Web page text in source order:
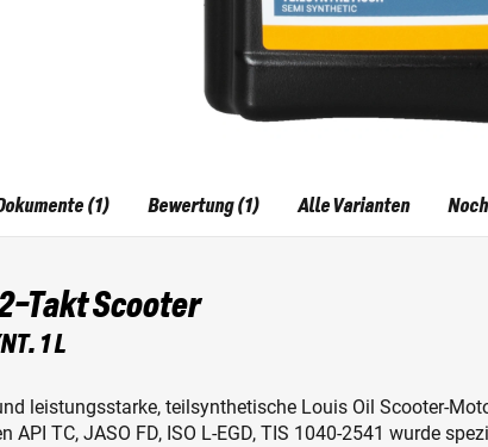
Takt Scooter
1 L
leistungsstarke, teilsynthetische Louis Oil Scooter-
API TC, JASO FD, ISO L-EGD, TIS 1040-2541 wurde
(1) Bewertung (1) Alle Varianten